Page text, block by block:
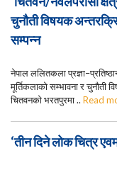
चुनौती विषयक
सम्पन्न
नेपाल ललितकला
मूर्तिकलाको सम्भावना र चुनौती
चितवनको भरतपुरमा .. Read
‘तीन दिने लोक चित्र